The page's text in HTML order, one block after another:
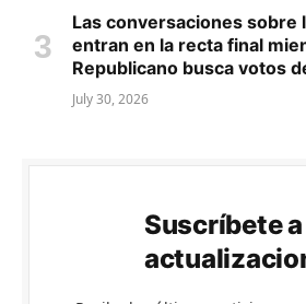
Las conversaciones sobre
entran en la recta final
Republicano busca votos
July 30, 2026
Suscríbete